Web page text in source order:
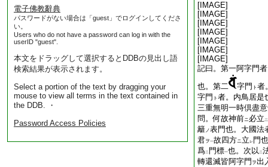
電子佛教辭典
パスワードがない場合は「guest」でログインしてくださ
い。
Users who do not have a password can log in with the
userID "guest".
本文をドラッグして選択するとDDBの見出し語
検索結果が表示されます。
Select a portion of the text by dragging your
mouse to view all terms in the text contained in
the DDB. ・
Password Access Policies
[IMAGE]
[IMAGE]
[IMAGE]
[IMAGE]
[IMAGE]
[IMAGE]
[IMAGE]
記曰。第一阿字門
也。第二
字門 ト 者
字門 ト 者。内鳥居是
三重無明一時倶盡
問。何故神前ニ必立 二
籬ノ表門也。大國法
君ヲ一故四方ニ立 レ 門
爲二 門標一也。次以 二
轉還滅皆阿字門 ヲ出